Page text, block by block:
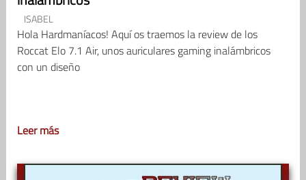
ISABEL
Hola Hardmaníacos! Aquí os traemos la review de los
Roccat Elo 7.1 Air, unos auriculares gaming inalámbricos
con un diseño
Leer más